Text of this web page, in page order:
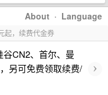
About · Language
起，续费代金券
CN2、首尔、曼
另可免费领取续费/
›